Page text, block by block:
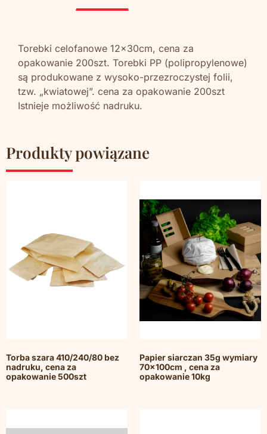
Torebki celofanowe 12x30cm, cena za
opakowanie 200szt. Torebki PP (polipropylenowe)
są produkowane z wysoko-przezroczystej folii,
tzw. „kwiatowej”. cena za opakowanie 200szt
Istnieje możliwość nadruku.
Produkty powiązane
Torba szara 410/240/80 bez
nadruku, cena za
opakowanie 500szt
Papier siarczan 35g wymiary
70x100cm , cena za
opakowanie 10kg